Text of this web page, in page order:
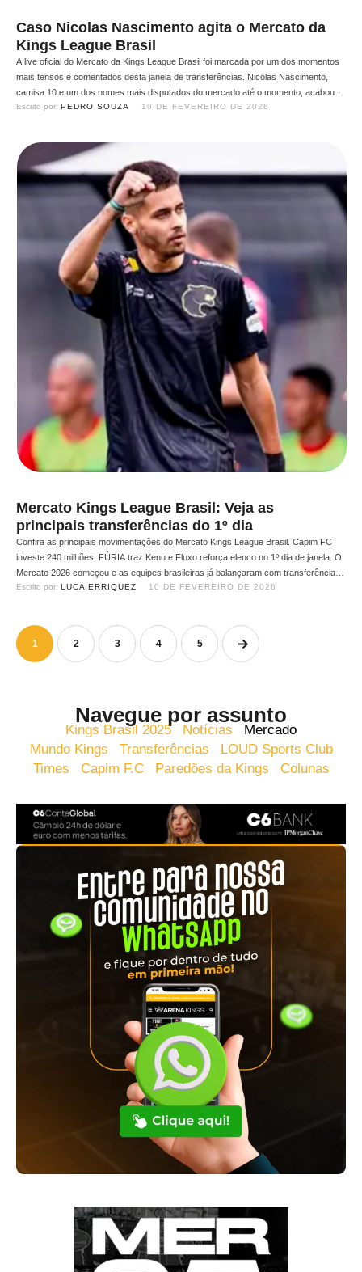
Caso Nicolas Nascimento agita o Mercato da
Kings League Brasil
A live oficial do Mercato da Kings League Brasil foi marcada por um dos momentos
mais tensos e comentados desta janela de transferências. Nicolas Nascimento,
camisa 10 e um dos nomes mais disputados do mercado até o momento, acabou
exposto ao vivo após revelações envolvendo acordos verbais e contratuais com
Escrito por: PEDRO SOUZA 10 DE FEVEREIRO DE 2026
Mercato Kings League Brasil: Veja as
principais transferências do 1º dia
Confira as principais movimentações do Mercato Kings League Brasil. Capim FC
investe 240 milhões, FÚRIA traz Kenu e Fluxo reforça elenco no 1º dia de janela. O
Mercato 2026 começou e as equipes brasileiras já balançaram com transferências
de peso. O primeiro dia de janela foi marcado por grandes valores, movimentações
Escrito por: LUCA ERRIQUEZ 10 DE FEVEREIRO DE 2026
1 2 3 4 5
Navegue por assunto
Kings Brasil 2025 Notícias
Mercado
Mundo Kings
Transferências
LOUD Sports Club
Times
Capim F.C Paredões da Kings Colunas